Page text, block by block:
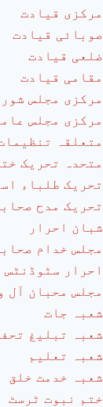
مرکزی قیادت
صوبائی قیادت
ضلعی قیادت
مقامی قیادت
مرکزی مجلس
مرکزی مجلس
متعلقہ
متحدہ تحریک
تحریک طلباء
تحریک مدح صحابہ
شبان احرار
مجلس خدام صحابہ
احرار سٹوڈنٹس
مجلس محبان آل
شعبہ جات
شعبہ تبلیغ
شعبہ تعلیم
شعبہ خدمت خلق
ختم نبوت ٹرسٹ